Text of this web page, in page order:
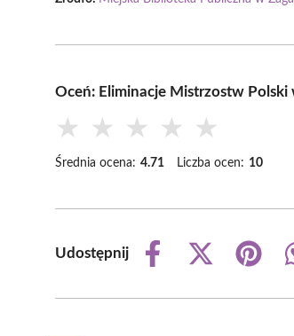
Oceń: Eliminacje Mistrzostw Polski
★ ★ ★ ★ ★
Średnia ocena: 4.71 Liczba ocen: 10
Udostępnij
Share
Share
(Twitter)
Share